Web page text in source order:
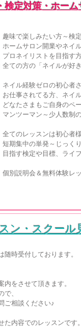
検定対策・ホー
趣味で楽しみたい方～検
ホームサロン開業やネイ
プロネイリストを目指す
全ての方の「ネイルが好
ネイル経験ゼロの初心者
お仕事されてる方、 ネイ
どなたさまもご自身のペ
マンツーマン～少人数制
全てのレッスンは初心者
短期集中の単発～じっく
目指す検定や目標、ライ
個別説明会＆無料体験レ
ン・スクー
時受付しております。
をさせて頂きます。
、
ご相談ください♪
た内容でのレッスンです